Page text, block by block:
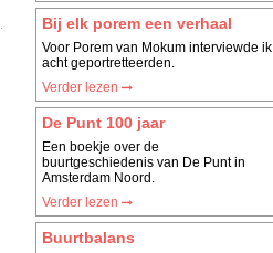
Bij elk porem een verhaal
Voor Porem van Mokum interviewde ik
acht geportretteerden.
Verder lezen
De Punt 100 jaar
Een boekje over de
buurtgeschiedenis van De Punt in
Amsterdam Noord.
Verder lezen
Buurtbalans